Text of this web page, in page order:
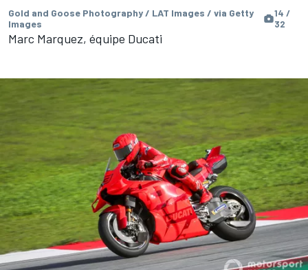
Gold and Goose Photography / LAT Images / via Getty
Images
14 /
32
Marc Marquez, équipe Ducati